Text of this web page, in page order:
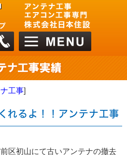
工事]
れるよ！！アンテナ工事
区初山にて古いアンテナの撤去